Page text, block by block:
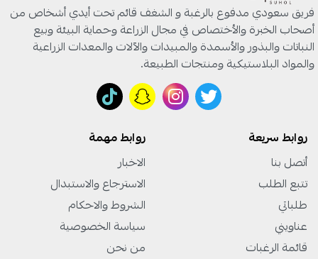
فريق سعودي مدفوع بالرغبة و الشغف قائم تحت أيدي أشخاص من
أصحاب الخبرة والأختصاص في مجال الزراعة وحماية البيئة وبيع
النباتات والبذور والأسمدة والمبيدات والآلات والمعدات الزراعية
والمواد البلاستيكية ومنتجات الطبيعة.
روابط سريعة
أتصل بنا
تتبع الطلب
طلباتي
عناويني
قائمة الرغبات
روابط مهمة
الاخبار
الاسترجاع والاستبدال
الشروط والاحكام
سياسة الخصوصية
من نحن